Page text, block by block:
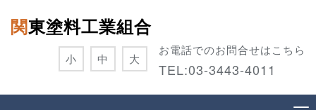
関東塗料工業組合
お電話でのお問合せはこちら
TEL:03-3443-4011
小 中 大